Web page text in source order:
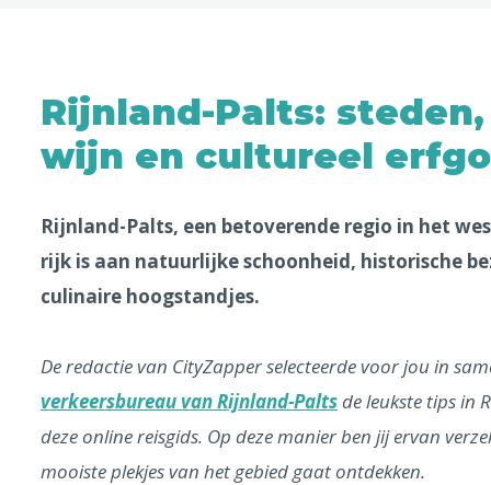
Rijnland-Palts:
wijn en cultureel
Rijnland-Palts, een betoverende regio in het
rijk is aan natuurlijke schoonheid, historische
culinaire hoogstandjes.
De redactie van CityZapper selecteerde voor jou in
verkeersbureau van Rijnland-Paltsde leukste tips in
deze online reisgids. Op deze manier ben jij ervan
mooiste plekjes van het gebied gaat ontdekken.